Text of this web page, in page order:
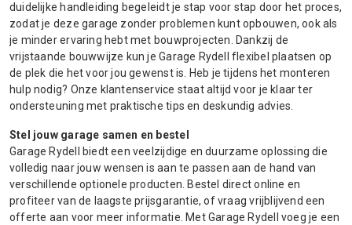
duidelijke handleiding begeleidt je stap voor stap door het proces,
zodat je deze garage zonder problemen kunt opbouwen, ook als
je minder ervaring hebt met bouwprojecten. Dankzij de
vrijstaande bouwwijze kun je Garage Rydell flexibel plaatsen op
de plek die het voor jou gewenst is. Heb je tijdens het monteren
hulp nodig? Onze klantenservice staat altijd voor je klaar ter
ondersteuning met praktische tips en deskundig advies.
Stel jouw garage samen en bestel
Garage Rydell biedt een veelzijdige en duurzame oplossing die
volledig naar jouw wensen is aan te passen aan de hand van
verschillende optionele producten. Bestel direct online en
profiteer van de laagste prijsgarantie, of vraag vrijblijvend een
offerte aan voor meer informatie. Met Garage Rydell voeg je een